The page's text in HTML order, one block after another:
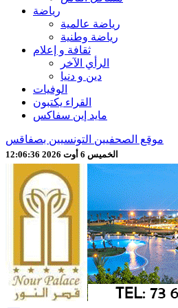
رياضة
رياضة عالمية
رياضة وطنية
ثقافة و إعلام
الرأي الآخر
دين و دنيا
الوفيات
القراء يكتبون
مايد إين سفاكس
موقع الصحفيين التونسيين بصفاقس
الخميس 6 أوت 2026 12:06:38